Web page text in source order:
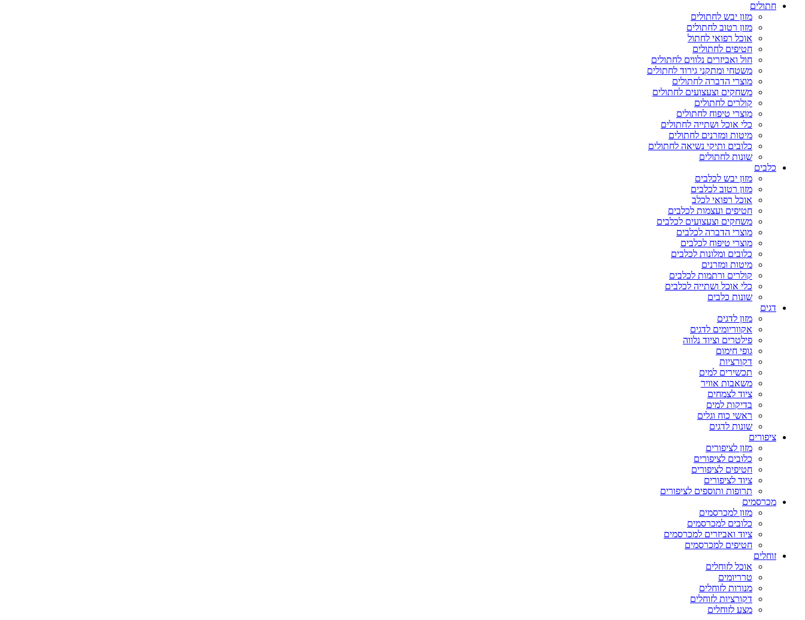
חתולים
מזון יבש לחתולים
מזון רטוב לחתולים
אוכל רפואי לחתול
חטיפים לחתולים
חול ואביזרים נלווים לחתולים
משטחי ומתקני גירוד לחתולים
מוצרי הדברה לחתולים
משחקים וצעצועים לחתולים
קולרים לחתולים
מוצרי טיפוח לחתולים
כלי אוכל ושתייה לחתולים
מיטות ומזרנים לחתולים
כלובים ותיקי נשיאה לחתולים
שונות לחתולים
כלבים
מזון יבש לכלבים
מזון רטוב לכלבים
אוכל רפואי לכלב
חטיפים ועצמות לכלבים
משחקים וצעצועים לכלבים
מוצרי הדברה לכלבים
מוצרי טיפוח לכלבים
כלובים ומלונות לכלבים
מיטות ומזרנים
קולרים ורתמות לכלבים
כלי אוכל ושתייה לכלבים
שונות כלבים
דגים
מזון לדגים
אקווריומים לדגים
פילטרים וציוד נלווה
גופי חימום
דקורציות
תכשירים למים
משאבות אוויר
ציוד לצמחים
בדיקות למים
ראשי כוח וגלים
שונות לדגים
ציפורים
מזון לציפורים
כלובים לציפורים
חטיפים לציפורים
ציוד לציפורים
תרופות ותוספים לציפורים
מכרסמים
מזון למכרסמים
כלובים למכרסמים
ציוד ואביזרים למכרסמים
חטיפים למכרסמים
זוחלים
אוכל לזוחלים
טרריומים
מנורות לזוחלים
דקורציות לזוחלים
מצע לזוחלים